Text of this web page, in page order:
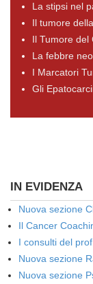
La stipsi nel
Il tumore
Il Tumore del
La febbre
I Marcatori
Gli
IN EVIDENZA
Nuova sezione
Il Cancer
I consulti del
Nuova sezione
Nuova sezione